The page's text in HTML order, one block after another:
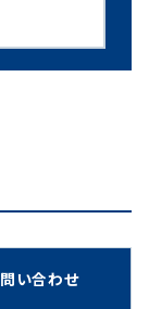
い合わせ